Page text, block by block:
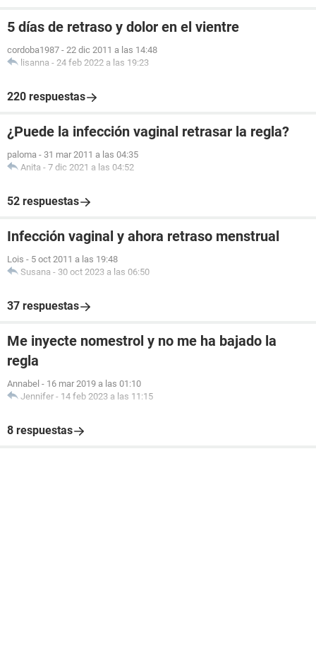
5 días de retraso y dolor en el vientre
cordoba1987 - 22 dic 2011 a las 14:48
lisanna - 24 feb 2022 a las 19:23
220 respuestas
¿Puede la infección vaginal retrasar la regla?
paloma - 31 mar 2011 a las 04:35
Anita - 7 dic 2021 a las 04:52
52 respuestas
Infección vaginal y ahora retraso menstrual
Lois - 5 oct 2011 a las 19:48
Susana - 30 oct 2023 a las 06:50
37 respuestas
Me inyecte nomestrol y no me ha bajado la
regla
Annabel - 16 mar 2019 a las 01:10
Jennifer - 14 feb 2023 a las 11:15
8 respuestas